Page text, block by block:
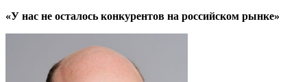
«У нас не осталось конкурентов на российском рынке»